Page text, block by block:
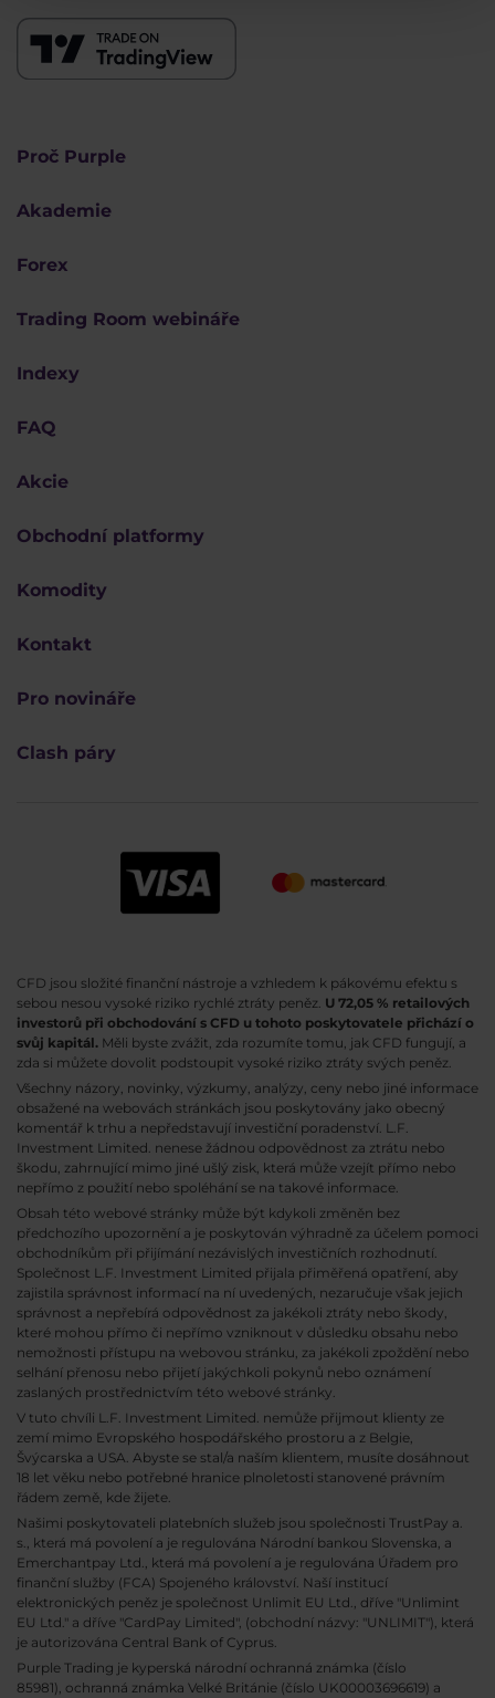
Proč Purple
Akademie
Forex
Trading Room webináře
Indexy
FAQ
Akcie
Obchodní platformy
Komodity
Kontakt
Pro novináře
Clash páry
CFD jsou složité finanční nástroje a vzhledem k pákovému efektu s
sebou nesou vysoké riziko rychlé ztráty peněz. U 72,05 % retailových
investorů při obchodování s CFD u tohoto poskytovatele přichází o
svůj kapitál. Měli byste zvážit, zda rozumíte tomu, jak CFD fungují, a
zda si můžete dovolit podstoupit vysoké riziko ztráty svých peněz.
Všechny názory, novinky, výzkumy, analýzy, ceny nebo jiné informace
obsažené na webovách stránkách jsou poskytovány jako obecný
komentář k trhu a nepředstavují investiční poradenství. L.F.
Investment Limited. nenese žádnou odpovědnost za ztrátu nebo
škodu, zahrnující mimo jiné ušlý zisk, která může vzejít přímo nebo
nepřímo z použití nebo spoléhání se na takové informace.
Obsah této webové stránky může být kdykoli změněn bez
předchozího upozornění a je poskytován výhradně za účelem pomoci
obchodníkům při přijímání nezávislých investičních rozhodnutí.
Společnost L.F. Investment Limited přijala přiměřená opatření, aby
zajistila správnost informací na ní uvedených, nezaručuje však jejich
správnost a nepřebírá odpovědnost za jakékoli ztráty nebo škody,
které mohou přímo či nepřímo vzniknout v důsledku obsahu nebo
nemožnosti přístupu na webovou stránku, za jakékoli zpoždění nebo
selhání přenosu nebo přijetí jakýchkoli pokynů nebo oznámení
zaslaných prostřednictvím této webové stránky.
V tuto chvíli L.F. Investment Limited. nemůže přijmout klienty ze
zemí mimo Evropského hospodářského prostoru a z Belgie,
Švýcarska a USA. Abyste se stal/a naším klientem, musíte dosáhnout
18 let věku nebo potřebné hranice plnoletosti stanovené právním
řádem země, kde žijete.
Našimi poskytovateli platebních služeb jsou společnosti TrustPay a.
s., která má povolení a je regulována Národní bankou Slovenska, a
Emerchantpay Ltd., která má povolení a je regulována Úřadem pro
finanční služby (FCA) Spojeného království. Naší institucí
elektronických peněz je společnost Unlimit EU Ltd., dříve "Unlimint
EU Ltd." a dříve "CardPay Limited", (obchodní názvy: "UNLIMIT"), která
je autorizována Central Bank of Cyprus.
Purple Trading je kyperská národní ochranná známka (číslo
85981), ochranná známka Velké Británie (číslo UK00003696619) a